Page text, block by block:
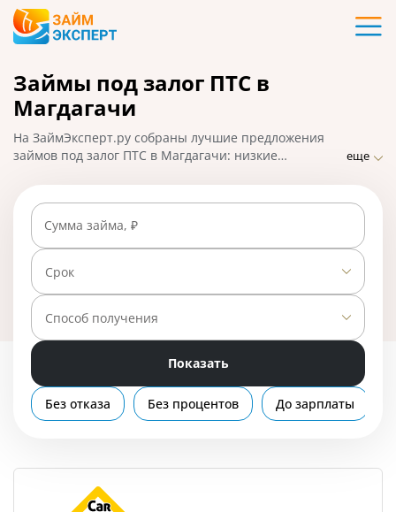
Карты
Кредиты
Ипотека
Вклады
Бизнес
Банки
Помощь
Займы под залог ПТС в
Магдагачи
На ЗаймЭксперт.ру собраны лучшие предложения
займов под залог ПТС в Магдагачи: низкие
микрозайм на большую сумму, подайте заявку
онлайн и получите ответ от МФО. На 01.05.2025 вам
доступно 5 предложений со ставкой от 0% в день.
еще
Сумма займа, ₽
Срок
Способ получения
Показать
Без отказа Без процентов До зарплаты